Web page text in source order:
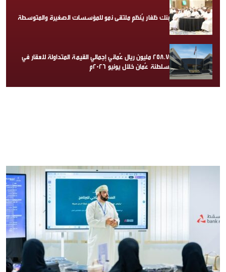
بنك ظفار يُنظم ملتقى نمو للمؤسسات الصغيرة والمتوسطة
258.7 مليون ريال عُماني إجمالي القيمة المتداولة للعقار في
سلطنة عُمان خلال يونيو 2026م